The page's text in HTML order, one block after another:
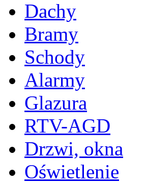
Dachy
Bramy
Schody
Alarmy
Glazura
RTV-AGD
Drzwi, okna
Oświetlenie